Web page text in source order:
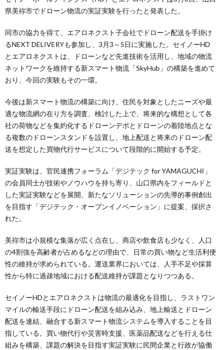
県美祢市でドローン物流の実証実験を行ったと発表した。
同市の協力を得て、エアロネクスト子会社でドローン配送を手掛け
るNEXT DELIVERYも参加し、3月3～5日に実施した。セイノーHD
とエアロネクストは、ドローンなど先進技術を活用し、地域の物流
ネットワークを維持する新スマート物流「SkyHub」の構築を進めて
おり、今回の実験もその一環。
今後は新スマート物流の構築に向け、住民を対象としたニーズや最
適な物流網の在り方を調査、検討した上で、将来的な構想として各
社の荷物などを集約化するドローンデポとドローンの着陸地点とな
る複数のドローンスタンドを設置し、地上配送と将来のドローン配
送を想定した買物代行サービスについて段階的に開始する予定。
実証実験は、官民連携フォーラム「デジテック for YAMAGUCHI」
の会員同士が技術やノウハウを持ち寄り、山口県内をフィールドと
した実証実験などを展開、新たなソリューションの先導的事例創出
を目指す「デジテック・オープンイノベーション」に提案、採択さ
れた。
美祢市は小規模な集落が広く点在し、商店や飲食店も少なく、人口
の4割強を高齢者が占めるなどの理由で、日常の買い物など生活利便
性の維持が求められている。運送業界においては、人手不足や採算
性から特に過疎地域における配送維持が課題となりつつある。
セイノーHDとエアロネクストは物流の最適化を目指し、ラストワン
マイルの輸送手段にドローン配送を組み込み、地上輸送とドローン
配送を連結、融合する新スマート物流システムを導入することを目
指している。買い物代行や災害時支援、医薬品配送などを行える仕
組みを構築、課題の解決を目指す実証実験に民間企業と行政が協働